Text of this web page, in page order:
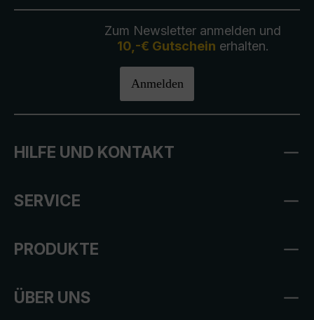
Zum Newsletter anmelden und
10,-€ Gutschein erhalten.
Anmelden
HILFE UND KONTAKT
SERVICE
PRODUKTE
ÜBER UNS